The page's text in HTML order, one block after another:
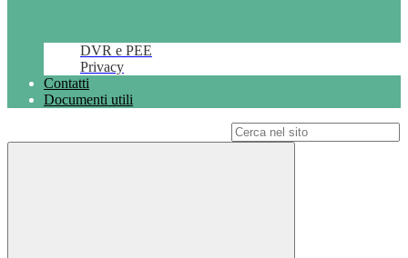
DVR e PEE
Privacy
Contatti
Documenti utili